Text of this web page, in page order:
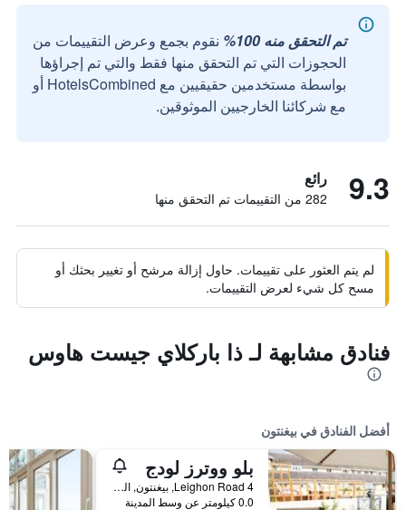
تم التحقق منه 100%
نقوم بجمع وعرض التقييمات من
الحجوزات التي تم التحقق منها فقط والتي تم إجراؤها
بواسطة مستخدمين حقيقيين مع HotelsCombined أو
مع شركائنا الخارجيين الموثوقين.
9.3 رائع
282 من التقييمات تم التحقق منها
لم يتم العثور على تقييمات. حاول إزالة مرشح أو تغيير بحثك أو
مسح كل شيء لعرض التقييمات.
فنادق مشابهة لـ ذا باركلاي جيست هاوس
أفضل الفنادق في بيغنتون
بلو ووترز لودج
4 Leighon Road, بيغنتون, المملكة المتحدة
0.0 كيلومتر عن وسط المدينة